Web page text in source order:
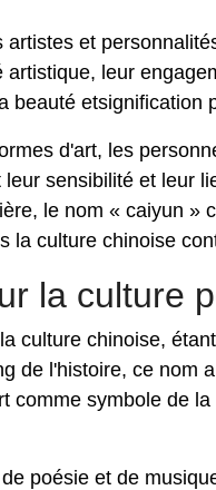
et
leur
beauté etsignification
d'art, les
sensibilité et leur
le nom « caiyun »
la culture chinoise
la culture
culture chinoise,
de l'histoire, ce nom
comme symbole de
poésie et de